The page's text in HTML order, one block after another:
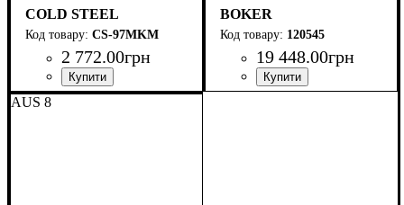
COLD STEEL
CS-97MKM
2 772.00грн
BOKER
120545
19 448.00грн
AUS 8